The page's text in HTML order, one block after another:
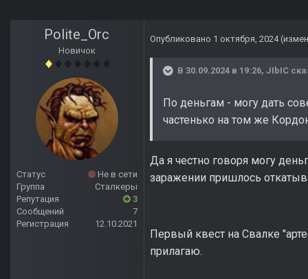
Polite_Orc
Новичок
Статус
Не в сети
Группа
Сталкеры
Репутация
3
Сообщений
7
Регистрация
12.10.2021
Опубликовано 1 октября, 2024
В 30.09.2024 в 19:26, JIbIC
По деньгам - могу дать
частенько на том же
Да я честно говоря могу
заражении пришлось
Первый квест на Свалке
прилагаю.